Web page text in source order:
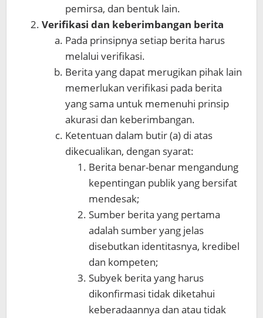
pemirsa, dan bentuk lain.
Verifikasi dan keberimbangan berita
Pada prinsipnya setiap berita harus
melalui verifikasi.
Berita yang dapat merugikan pihak lain
memerlukan verifikasi pada berita
yang sama untuk memenuhi prinsip
akurasi dan keberimbangan.
Ketentuan dalam butir (a) di atas
dikecualikan, dengan syarat:
Berita benar-benar mengandung
kepentingan publik yang bersifat
mendesak;
Sumber berita yang pertama
adalah sumber yang jelas
disebutkan identitasnya, kredibel
dan kompeten;
Subyek berita yang harus
dikonfirmasi tidak diketahui
keberadaannya dan atau tidak